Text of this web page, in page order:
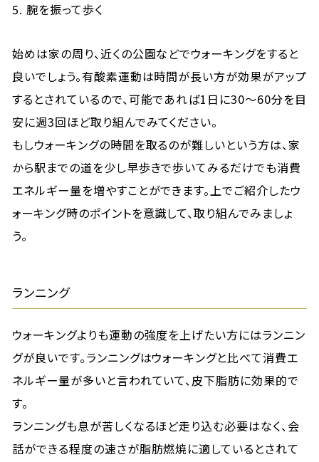
腕を振って歩く
始めは家の周り、近くの公園などでウォーキングをすると
良いでしょう。有酸素運動は時間が長い方が効果がアップ
するとされているので、可能であれば1日に30～60分を目
安に週3回ほど取り組んでみてください。
もしウォーキングの時間を取るのが難しいという方は、家
から駅までの道を少し早歩きで歩いてみるだけでも消費
エネルギー量を増やすことができます。上でご紹介したウ
ォーキング時のポイントを意識して、取り組んでみましょ
う。
ランニング
ウォーキングよりも運動の強度を上げたい方にはランニン
グが良いです。ランニングはウォーキングと比べて消費エ
ネルギー量が多いと言われていて、皮下脂肪に効果的で
す。
ランニングも息が苦しくなるほど走り込む必要はなく、会
話ができる程度の速さが脂肪燃焼に適しているとされて